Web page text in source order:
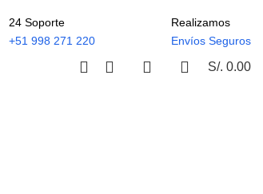
24 Soporte
+51 998 271 220
Realizamos
Envíos Seguros
S/. 0.00